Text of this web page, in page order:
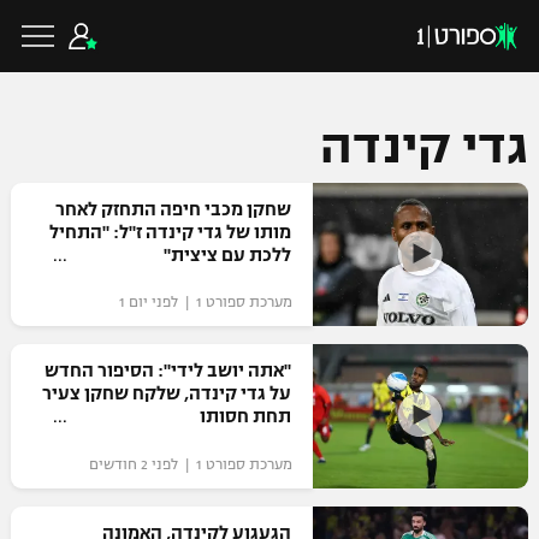
כדורגל ישראלי
ליגת העל
גביע הטוטו
ליגיונרים
גביע המדינה
כדורגל עולמי
ליגת האלופות
ליגה אירופית
ליגה אנגלית
כדורסל ישראלי
ליגת ווינר סל
ליגה לאומית
כדורסל עולמי
NBA
גדי קינדה
שחקן מכבי חיפה התחזק לאחר
מותו של גדי קינדה ז"ל: "התחיל
ללכת עם ציצית"
מערכת ספורט 1 | לפני יום 1
"אתה יושב לידי": הסיפור החדש
על גדי קינדה, שלקח שחקן צעיר
תחת חסותו
מערכת ספורט 1 | לפני 2 חודשים
הגעגוע לקינדה, האמונה